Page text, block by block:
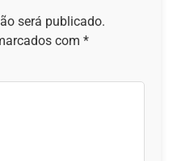
será publicado.
com *